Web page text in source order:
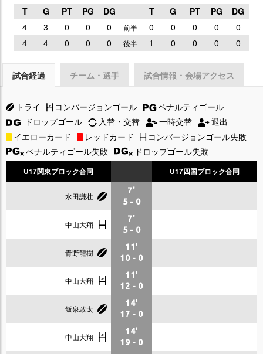
T G PT PG DG T G PT PG
DG
4
3 0 0 0 前半 0 0 0 0
0
4
4 0 0 0 後半 1 0 0 0 0
試合経過 チーム・選手 試合情報・会場アクセス
トライ コンバージョンゴール
ペナルティゴール
ドロップゴール
入替・交替 一時交替
退出
イエローカード
レッドカード
コンバージョンゴール失敗
ペナルティゴール失敗
ドロップゴール失敗
U17関東ブロック合同 U17四国ブロック合同
水田謙壮
7'
5 - 0
中山大翔
7'
5 - 0
青野龍樹
11'
10 - 0
中山大翔
11'
12 - 0
飯泉敢太
14'
17 - 0
中山大翔
14'
19 - 0